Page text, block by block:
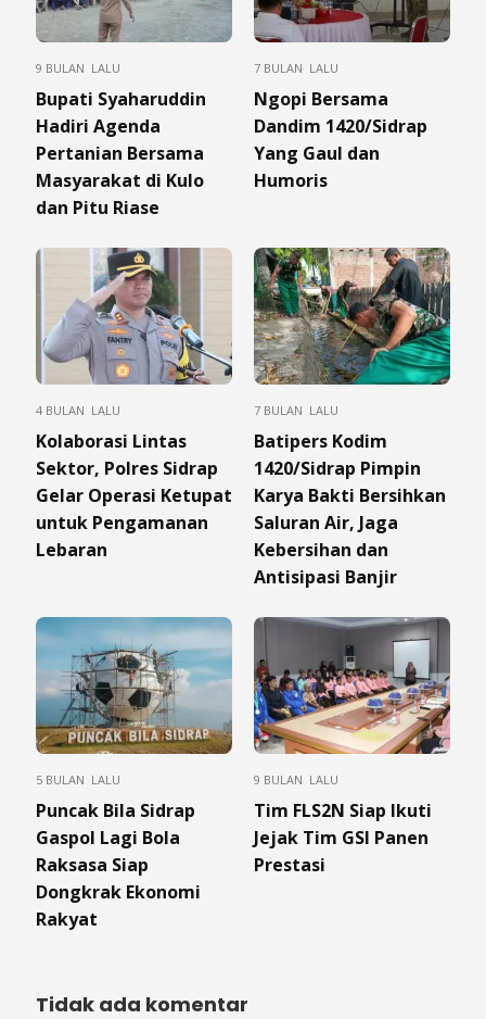
9 BULAN LALU
Bupati Syaharuddin
Hadiri Agenda
Pertanian Bersama
Masyarakat di Kulo
dan Pitu Riase
7 BULAN LALU
Ngopi Bersama
Dandim 1420/Sidrap
Yang Gaul dan
Humoris
4 BULAN LALU
Kolaborasi Lintas
Sektor, Polres Sidrap
Gelar Operasi Ketupat
untuk Pengamanan
Lebaran
7 BULAN LALU
​Batipers Kodim
1420/Sidrap Pimpin
Karya Bakti Bersihkan
Saluran Air, Jaga
Kebersihan dan
Antisipasi Banjir
5 BULAN LALU
Puncak Bila Sidrap
Gaspol Lagi Bola
Raksasa Siap
Dongkrak Ekonomi
Rakyat
9 BULAN LALU
Tim FLS2N Siap Ikuti
Jejak Tim GSI Panen
Prestasi
Tidak ada komentar